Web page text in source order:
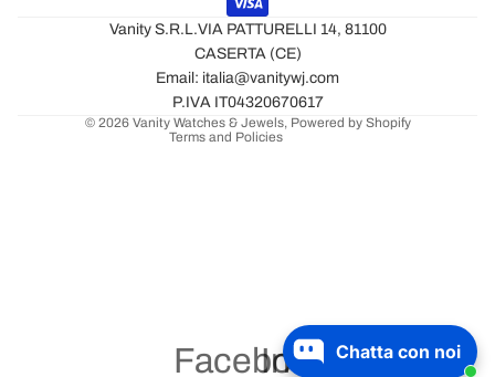
Chatta con noi
Vanity S.R.L.VIA PATTURELLI 14, 81100
CASERTA (CE)
Email: italia@vanitywj.com
P.IVA IT04320670617
© 2026 Vanity Watches & Jewels, Powered by Shopify
Terms and Policies
Shipping policy
Legal notice
FacebookInstagram